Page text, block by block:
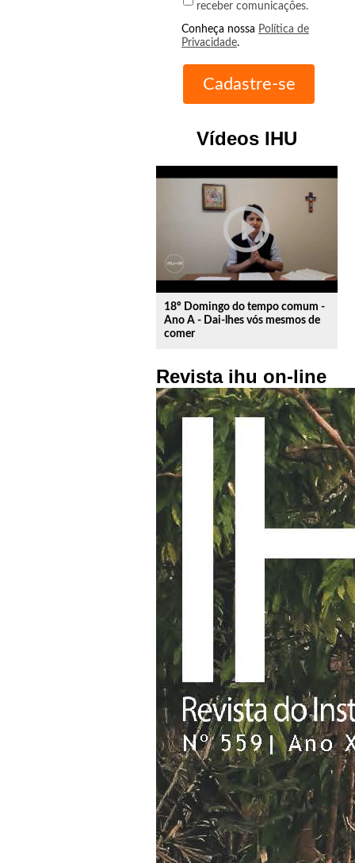
receber comunicações.
Conheça nossa Política de
Privacidade.
Vídeos IHU
play_circle_outline
18º Domingo do tempo comum -
Ano A - Dai-lhes vós mesmos de
comer
Revista ihu on-line